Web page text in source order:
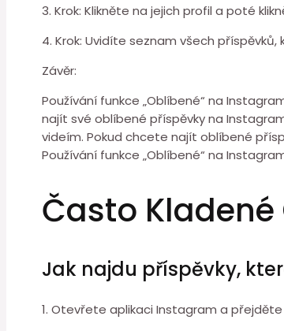
3. Krok: Klikněte na jejich profil a poté
4. Krok: Uvidíte seznam všech
Závěr:
Používání funkce „Oblíbené“ na
najít své oblíbené příspěvky na
videím. Pokud chcete najít oblíbené
Používání funkce „Oblíbené“ na
Často Kladené
Jak najdu příspěvky,
1. Otevřete aplikaci Instagram a